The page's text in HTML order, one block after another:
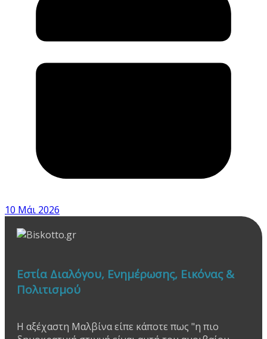
10 Μάι 2026
Εστία Διαλόγου, Ενημέρωσης, Εικόνας &
Πολιτισμού
Η αξέχαστη Μαλβίνα είπε κάποτε πως "η πιο